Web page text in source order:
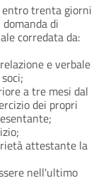
trenta giorni
di
corredata da:
e verbale
a tre mesi dal
dei propri
attestante la
nell'ultimo